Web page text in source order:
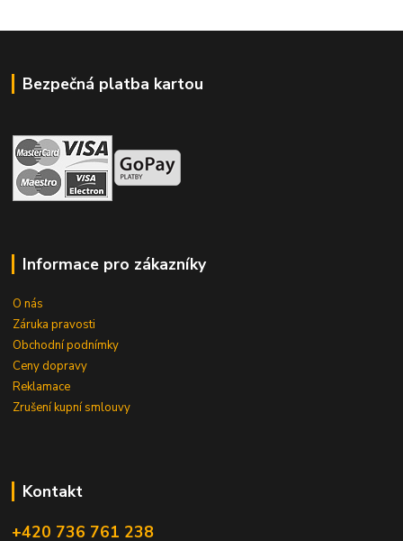
Bezpečná platba kartou
Informace pro zákazníky
O nás
Záruka pravosti
Obchodní podnímky
Ceny dopravy
Reklamace
Zrušení kupní smlouvy
Kontakt
+420 736 761 238